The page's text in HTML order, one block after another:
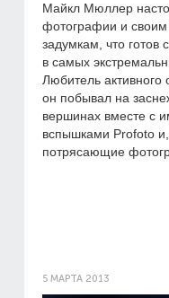
Майкл Мюллер
фотографии и своим
задумкам, что готов
в самых
Любитель активного
он побывал на
вершинах вместе с
вспышками Profoto и,
потрясающие
5 МАРТА 2013